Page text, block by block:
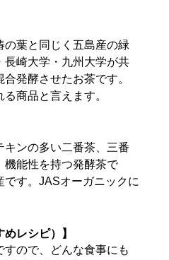
葉と同じく五島産の緑
長崎大学・九州大学が共
発酵させたお茶です。
商品と言えます。
キンの多い二番茶、三番
機能性を持つ発酵茶で
す。JASオーガニックに
レシピ）】
ので、どんな食事にも